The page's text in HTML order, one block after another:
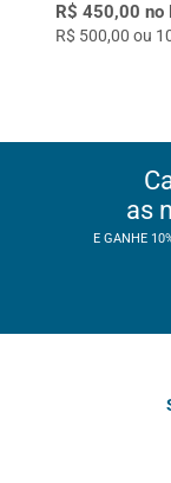
R$ 450,00 no
R$ 500,00 ou
as
E GANHE